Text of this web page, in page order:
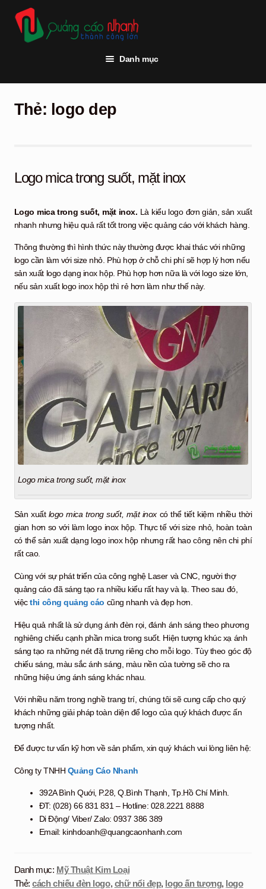
đến
Điều
Chuyển
đến
nội
Danh mục
Thi công quảng cáo
Khách hàng
Tư vấn kỹ thuật
Thẻ: logo dep
Logo mica trong suốt, mặt inox
Logo mica trong suốt, mặt inox. Là kiểu logo đơn giản, sản xuất
nhanh nhưng hiệu quả rất tốt trong việc quảng cáo với khách hàng.
Thông thường thì hình thức này thường được khai thác với những
logo cần làm với size nhỏ. Phù hợp ở chỗ chi phí sẽ hợp lý hơn nếu
sản xuất logo dạng inox hộp. Phù hợp hơn nữa là với logo size lớn,
nếu sản xuất logo inox hộp thì rẻ hơn làm như thế này.
Logo mica trong suốt, mặt inox
Sản xuất logo mica trong suốt, mặt inox có thể tiết kiệm nhiều thời
gian hơn so với làm logo inox hộp. Thực tế với size nhỏ, hoàn toàn
có thể sản xuất dạng logo inox hộp nhưng rất hao công nên chi phí
rất cao.
Cùng với sự phát triển của công nghệ Laser và CNC, người thợ
quảng cáo đã sáng tạo ra nhiều kiểu rất hay và lạ. Theo sau đó,
việcthi công quảng cáo cũng nhanh và đẹp hơn.
Hiệu quả nhất là sử dụng ánh đèn rọi, đánh ánh sáng theo phương
nghiêng chiếu cạnh phần mica trong suốt. Hiện tượng khúc xạ ánh
sáng tạo ra những nét đặ trưng riêng cho mỗi logo. Tùy theo góc độ
chiếu sáng, màu sắc ánh sáng, màu nền của tường sẽ cho ra
những hiệu ứng ánh sáng khác nhau.
Với nhiều năm trong nghề trang trí, chúng tôi sẽ cung cấp cho quý
khách những giải pháp toàn diện để logo của quý khách được ấn
tượng nhất.
Để được tư vấn kỹ hơn về sản phẩm, xin quý khách vui lòng liên hệ:
Công ty TNHH Quảng Cáo Nhanh
392A Bình Quới, P.28, Q.Bình Thạnh, Tp.Hồ Chí Minh.
ĐT: (028) 66 831 831 – Hotline: 028.2221 8888
Di Động/ Viber/ Zalo: 0937 386 389
Email: kinhdoanh@quangcaonhanh.com
Danh mục: Mỹ Thuật Kim Loại
Thẻ:cách chiếu đèn logo, chữ nổi đẹp, logo ấn tượng, logo